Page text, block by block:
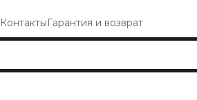
КонтактыГарантия и возврат